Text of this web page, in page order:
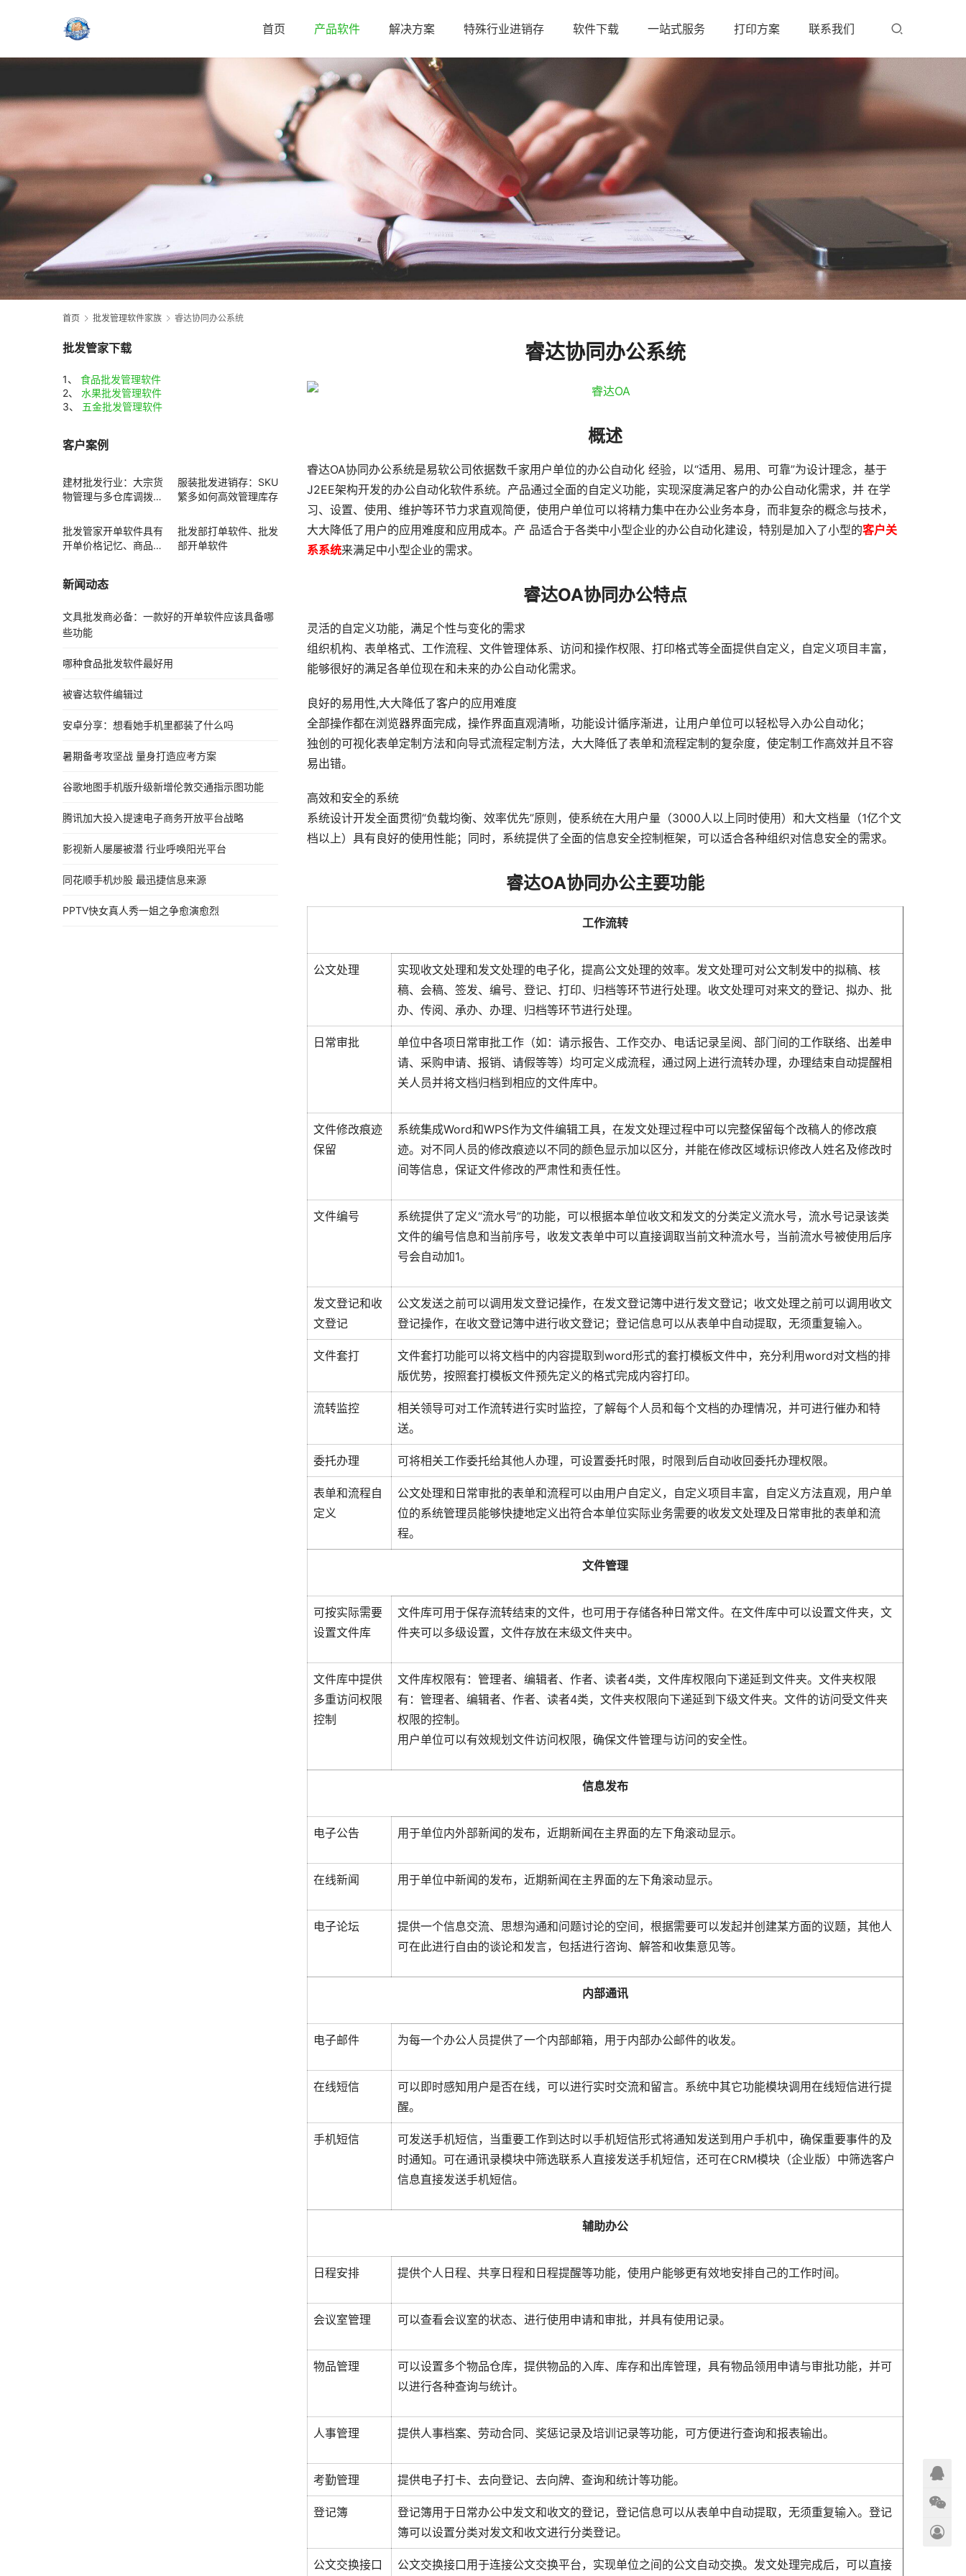
首页 产品软件 解决方案 特殊行业进销存 软件下载 一站式服务 打印方案 联系我们
首页 批发管理软件家族 睿达协同办公系统
睿达协同办公系统
概述
睿达OA协同办公系统是易软公司依据数千家用户单位的办公自动化 经验，以“适用、易用、可靠”为设计理念，基于
J2EE架构开发的办公自动化软件系统。产品通过全面的自定义功能，实现深度满足客户的办公自动化需求，并 在学
习、设置、使用、维护等环节力求直观简便，使用户单位可以将精力集中在办公业务本身，而非复杂的概念与技术，
大大降低了用户的应用难度和应用成本。产 品适合于各类中小型企业的办公自动化建设，特别是加入了小型的客户关
系系统来满足中小型企业的需求。
睿达OA协同办公特点
灵活的自定义功能，满足个性与变化的需求
组织机构、表单格式、工作流程、文件管理体系、访问和操作权限、打印格式等全面提供自定义，自定义项目丰富，
能够很好的满足各单位现在和未来的办公自动化需求。
良好的易用性,大大降低了客户的应用难度
全部操作都在浏览器界面完成，操作界面直观清晰，功能设计循序渐进，让用户单位可以轻松导入办公自动化；
独创的可视化表单定制方法和向导式流程定制方法，大大降低了表单和流程定制的复杂度，使定制工作高效并且不容
易出错。
高效和安全的系统
系统设计开发全面贯彻“负载均衡、效率优先”原则，使系统在大用户量（3000人以上同时使用）和大文档量（1亿个文
档以上）具有良好的使用性能；同时，系统提供了全面的信息安全控制框架，可以适合各种组织对信息安全的需求。
睿达OA协同办公主要功能
工作流转
公文处理
实现收文处理和发文处理的电子化，提高公文处理的效率。发文处理可对公文制发中的拟稿、核
稿、会稿、签发、编号、登记、打印、归档等环节进行处理。收文处理可对来文的登记、拟办、批
办、传阅、承办、办理、归档等环节进行处理。
日常审批
单位中各项日常审批工作（如：请示报告、工作交办、电话记录呈阅、部门间的工作联络、出差申
请、采购申请、报销、请假等等）均可定义成流程，通过网上进行流转办理，办理结束自动提醒相
关人员并将文档归档到相应的文件库中。
文件修改痕迹
保留
系统集成Word和WPS作为文件编辑工具，在发文处理过程中可以完整保留每个改稿人的修改痕
迹。对不同人员的修改痕迹以不同的颜色显示加以区分，并能在修改区域标识修改人姓名及修改时
间等信息，保证文件修改的严肃性和责任性。
文件编号
系统提供了定义“流水号”的功能，可以根据本单位收文和发文的分类定义流水号，流水号记录该类
文件的编号信息和当前序号，收发文表单中可以直接调取当前文种流水号，当前流水号被使用后序
号会自动加1。
发文登记和收
文登记
公文发送之前可以调用发文登记操作，在发文登记簿中进行发文登记；收文处理之前可以调用收文
登记操作，在收文登记簿中进行收文登记；登记信息可以从表单中自动提取，无须重复输入。
文件套打
文件套打功能可以将文档中的内容提取到word形式的套打模板文件中，充分利用word对文档的排
版优势，按照套打模板文件预先定义的格式完成内容打印。
流转监控
相关领导可对工作流转进行实时监控，了解每个人员和每个文档的办理情况，并可进行催办和特
送。
委托办理 可将相关工作委托给其他人办理，可设置委托时限，时限到后自动收回委托办理权限。
表单和流程自
定义
公文处理和日常审批的表单和流程可以由用户自定义，自定义项目丰富，自定义方法直观，用户单
位的系统管理员能够快捷地定义出符合本单位实际业务需要的收发文处理及日常审批的表单和流
程。
文件管理
可按实际需要
设置文件库
文件库可用于保存流转结束的文件，也可用于存储各种日常文件。在文件库中可以设置文件夹，文
件夹可以多级设置，文件存放在末级文件夹中。
文件库中提供
多重访问权限
控制
文件库权限有：管理者、编辑者、作者、读者4类，文件库权限向下递延到文件夹。文件夹权限
有：管理者、编辑者、作者、读者4类，文件夹权限向下递延到下级文件夹。文件的访问受文件夹
权限的控制。
用户单位可以有效规划文件访问权限，确保文件管理与访问的安全性。
信息发布
电子公告 用于单位内外部新闻的发布，近期新闻在主界面的左下角滚动显示。
在线新闻 用于单位中新闻的发布，近期新闻在主界面的左下角滚动显示。
电子论坛
提供一个信息交流、思想沟通和问题讨论的空间，根据需要可以发起并创建某方面的议题，其他人
可在此进行自由的谈论和发言，包括进行咨询、解答和收集意见等。
内部通讯
电子邮件 为每一个办公人员提供了一个内部邮箱，用于内部办公邮件的收发。
在线短信
可以即时感知用户是否在线，可以进行实时交流和留言。系统中其它功能模块调用在线短信进行提
醒。
手机短信
可发送手机短信，当重要工作到达时以手机短信形式将通知发送到用户手机中，确保重要事件的及
时通知。可在通讯录模块中筛选联系人直接发送手机短信，还可在CRM模块（企业版）中筛选客户
信息直接发送手机短信。
辅助办公
日程安排 提供个人日程、共享日程和日程提醒等功能，使用户能够更有效地安排自己的工作时间。
会议室管理 可以查看会议室的状态、进行使用申请和审批，并具有使用记录。
物品管理
可以设置多个物品仓库，提供物品的入库、库存和出库管理，具有物品领用申请与审批功能，并可
以进行各种查询与统计。
人事管理 提供人事档案、劳动合同、奖惩记录及培训记录等功能，可方便进行查询和报表输出。
考勤管理 提供电子打卡、去向登记、去向牌、查询和统计等功能。
登记簿
登记簿用于日常办公中发文和收文的登记，登记信息可以从表单中自动提取，无须重复输入。登记
簿可以设置分类对发文和收文进行分类登记。
公文交换接口 公文交换接口用于连接公文交换平台，实现单位之间的公文自动交换。发文处理完成后，可以直接
批发管家下载
1、 食品批发管理软件
2、 水果批发管理软件
3、 五金批发管理软件
客户案例
建材批发行业：大宗货
物管理与多仓库调拨方
服装批发进销存：SKU
繁多如何高效管理库存
批发管家开单软件具有
开单价格记忆、商品赠
批发部打单软件、批发
部开单软件
新闻动态
文具批发商必备：一款好的开单软件应该具备哪
些功能
哪种食品批发软件最好用
被睿达软件编辑过
安卓分享：想看她手机里都装了什么吗
暑期备考攻坚战 量身打造应考方案
谷歌地图手机版升级新增伦敦交通指示图功能
腾讯加大投入提速电子商务开放平台战略
影视新人屡屡被潜 行业呼唤阳光平台
同花顺手机炒股 最迅捷信息来源
PPTV快女真人秀一姐之争愈演愈烈